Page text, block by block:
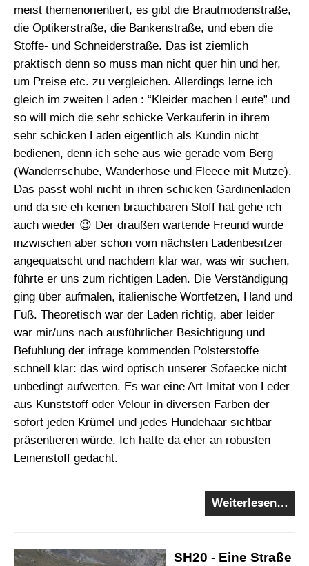
meist themenorientiert, es gibt die Brautmodenstraße,
die Optikerstraße, die Bankenstraße, und eben die
Stoffe- und Schneiderstraße. Das ist ziemlich
praktisch denn so muss man nicht quer hin und her,
um Preise etc. zu vergleichen. Allerdings lerne ich
gleich im zweiten Laden : “Kleider machen Leute” und
so will mich die sehr schicke Verkäuferin in ihrem
sehr schicken Laden eigentlich als Kundin nicht
bedienen, denn ich sehe aus wie gerade vom Berg
(Wanderrschube, Wanderhose und Fleece mit Mütze).
Das passt wohl nicht in ihren schicken Gardinenladen
und da sie eh keinen brauchbaren Stoff hat gehe ich
auch wieder 😉 Der draußen wartende Freund wurde
inzwischen aber schon vom nächsten Ladenbesitzer
angequatscht und nachdem klar war, was wir suchen,
führte er uns zum richtigen Laden. Die Verständigung
ging über aufmalen, italienische Wortfetzen, Hand und
Fuß. Theoretisch war der Laden richtig, aber leider
war mir/uns nach ausführlicher Besichtigung und
Befühlung der infrage kommenden Polsterstoffe
schnell klar: das wird optisch unserer Sofaecke nicht
unbedingt aufwerten. Es war eine Art Imitat von Leder
aus Kunststoff oder Velour in diversen Farben der
sofort jeden Krümel und jedes Hundehaar sichtbar
präsentieren würde. Ich hatte da eher an robusten
Leinenstoff gedacht.
Weiterlesen…
SH20 - Eine Straße